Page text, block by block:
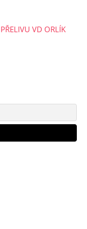
VD ORLÍK